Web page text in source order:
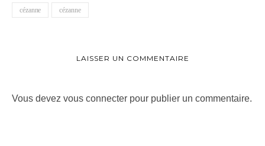
cézanne cézanne
LAISSER UN COMMENTAIRE
Vous devez vous connecter pour publier un commentaire.